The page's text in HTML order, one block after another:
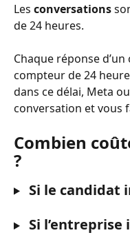
Les conversations
de 24 heures.
Chaque réponse
compteur de 24
dans ce délai, Meta
conversation et vous
Combien
?
Si le candidat
Si